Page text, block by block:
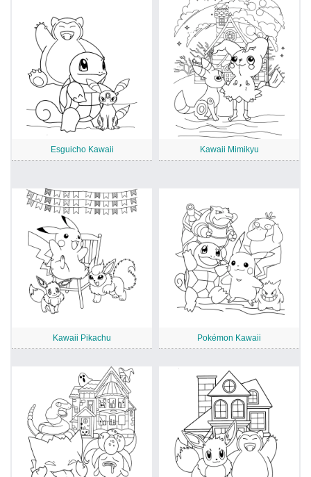
Esguicho Kawaii Kawaii Mimikyu
Kawaii Pikachu Pokémon Kawaii